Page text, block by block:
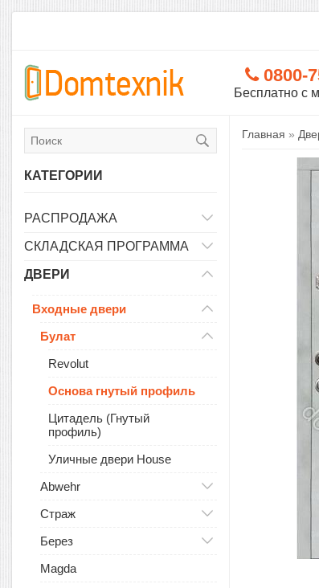
0800-
Бесплатно с
КАТЕГОРИИ
РАСПРОДАЖА
СКЛАДСКАЯ ПРОГРАММА
ДВЕРИ
Входные двери
Булат
Revolut
Основа гнутый профиль
Цитадель (Гнутый
профиль)
Уличные двери House
Abwehr
Страж
Берез
Magda
Главная »